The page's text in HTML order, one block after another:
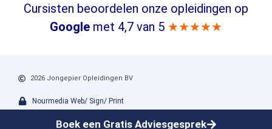
Boek een Gratis Adviesgesprek
Cursisten beoordelen onze opleidingen op
Google met 4,7 van 5 ★★★★★
2026 Jongepier Opleidingen BV
Nourmedia Web/ Sign/ Print